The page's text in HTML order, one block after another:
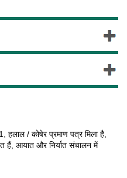
/ कोषेर प्रमाण पत्र मिला है,
हैं, आयात और निर्यात संचालन में